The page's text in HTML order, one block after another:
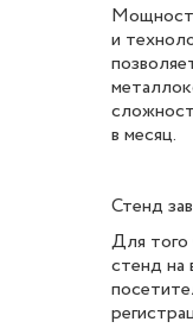
и
в месяц.
Стенд
Для того
стенд на